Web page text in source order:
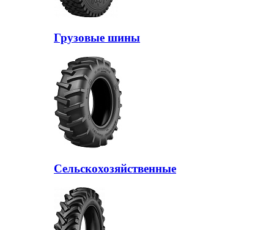
Грузовые шины
Сельскохозяйственные